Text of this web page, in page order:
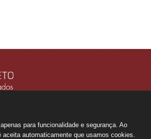
Building - São Paulo - SP
98669-0107
para funcionalidade e segurança. Ao
automaticamente que usamos cookies.